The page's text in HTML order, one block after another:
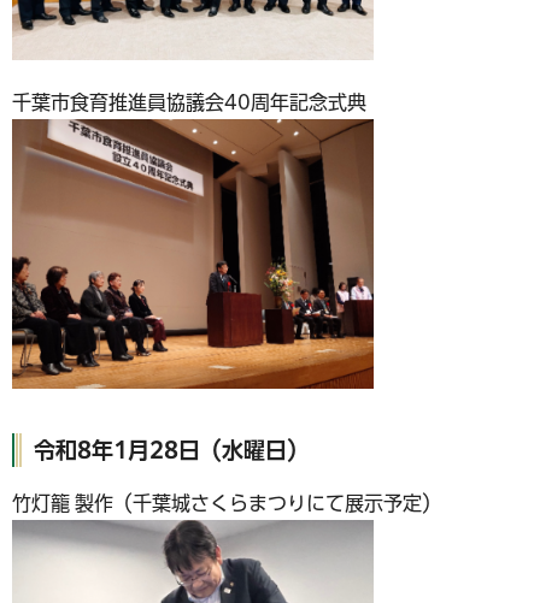
千葉市食育推進員協議会40周年記念式典
令和8年1月28日（水曜日）
竹灯籠 製作（千葉城さくらまつりにて展示予定）